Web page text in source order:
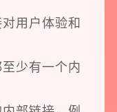
用户体验和
少有一个内